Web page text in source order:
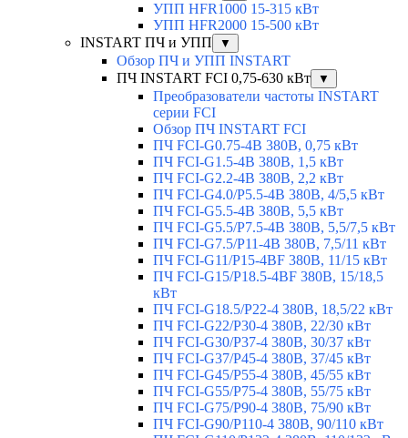
УПП HFR1000 15-315 кВт
УПП HFR2000 15-500 кВт
INSTART ПЧ и УПП
▼
Обзор ПЧ и УПП INSTART
ПЧ INSTART FCI 0,75-630 кВт
▼
Преобразователи частоты INSTART
серии FCI
Обзор ПЧ INSTART FCI
ПЧ FCI-G0.75-4B 380В, 0,75 кВт
ПЧ FCI-G1.5-4B 380В, 1,5 кВт
ПЧ FCI-G2.2-4B 380В, 2,2 кВт
ПЧ FCI-G4.0/P5.5-4B 380В, 4/5,5 кВт
ПЧ FCI-G5.5-4B 380В, 5,5 кВт
ПЧ FCI-G5.5/P7.5-4B 380В, 5,5/7,5 кВт
ПЧ FCI-G7.5/P11-4B 380В, 7,5/11 кВт
ПЧ FCI-G11/P15-4BF 380В, 11/15 кВт
ПЧ FCI-G15/P18.5-4BF 380В, 15/18,5
кВт
ПЧ FCI-G18.5/P22-4 380В, 18,5/22 кВт
ПЧ FCI-G22/P30-4 380В, 22/30 кВт
ПЧ FCI-G30/P37-4 380В, 30/37 кВт
ПЧ FCI-G37/P45-4 380В, 37/45 кВт
ПЧ FCI-G45/P55-4 380В, 45/55 кВт
ПЧ FCI-G55/P75-4 380В, 55/75 кВт
ПЧ FCI-G75/P90-4 380В, 75/90 кВт
ПЧ FCI-G90/P110-4 380В, 90/110 кВт